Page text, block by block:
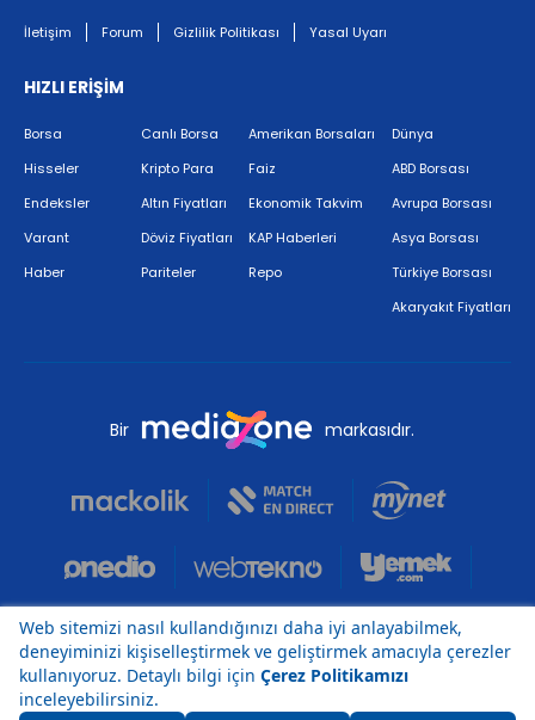
İletişim Forum Gizlilik Politikası Yasal Uyarı
HIZLI ERİŞİM
Borsa
Hisseler
Endeksler
Varant
Haber
Canlı Borsa
Kripto Para
Altın Fiyatları
Döviz Fiyatları
Pariteler
Amerikan Borsaları
Faiz
Ekonomik Takvim
KAP Haberleri
Repo
Dünya
ABD Borsası
Avrupa Borsası
Asya Borsası
Türkiye Borsası
Akaryakıt Fiyatları
Bir markasıdır.